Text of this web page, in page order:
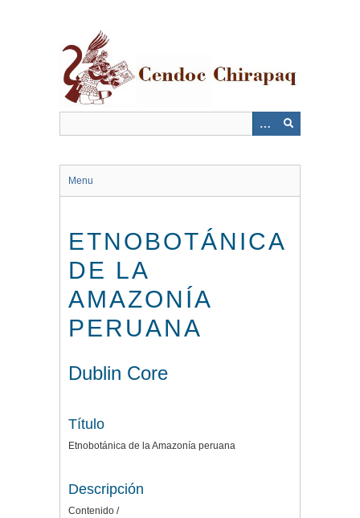
Menu
ETNOBOTÁNICA
DE LA
AMAZONÍA
PERUANA
Dublin Core
Título
Etnobotánica de la Amazonía peruana
Descripción
Contenido /